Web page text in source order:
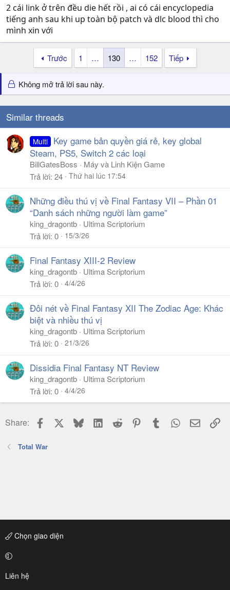
http://www.mediafire.com/?0tjlbtr48fawkn4
2 cái link ở trên đều die hết rồi , ai có cái encyclopedia
tiếng anh sau khi up toàn bộ patch và dlc blood thì cho
mình xin với
Trước 1 … 130 … 152 Tiếp
Không mở trả lời sau này.
Similar threads
Multi
Key game bản quyền giá rẻ, key global
Steam, PS5, Switch 2 các loại
BillGatesBoss
Máy và Linh Kiện Game
Trả lời 24 Thứ hai lúc 17:54
Những điều thú vị về Final Fantasy VII – Phần 01
“Danh sách những người làm game”
king_dragontb
Ultima Scriptorium
Trả lời 0 15/3/26
Final Fantasy XIII-2 Review
king_dragontb
Ultima Scriptorium
Trả lời 0 4/4/26
Đôi nét về Final Fantasy XII The Zodiac Age: Khác
biệt và nhiều thú vị
king_dragontb
Ultima Scriptorium
Trả lời 0 21/3/26
Dissidia Final Fantasy NT Review
king_dragontb
Ultima Scriptorium
Trả lời 0 4/4/26
Share: Facebook BlueskyLinkedIn
Reddit PinterestTumblr WhatsApp
Email
Total War
Chọn giao diện
Liên hệ